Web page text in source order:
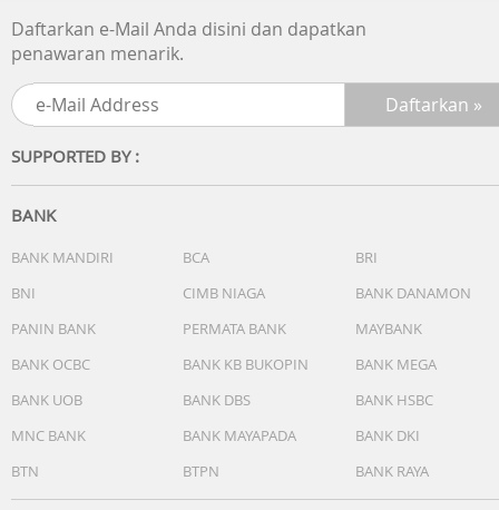
Daftarkan e-Mail Anda disini dan dapatkan
penawaran menarik.
SUPPORTED BY :
BANK
BANK MANDIRI BCA
BRI
BNI
CIMB NIAGA
BANK DANAMON
PANIN BANK
PERMATA BANK
MAYBANK
BANK OCBC
BANK KB BUKOPIN
BANK MEGA
BANK UOB
BANK DBS
BANK HSBC
MNC BANK
BANK MAYAPADA
BANK DKI
BTN
BTPN BANK RAYA